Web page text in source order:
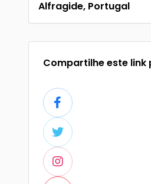
Alfragide, Portugal
Compartilhe este link